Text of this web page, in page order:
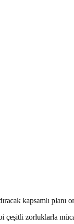
kapsamlı planı
çeşitli zorluklarla